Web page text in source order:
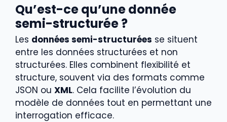
Qu’est-ce qu’une donnée
semi-structurée ?
Les données semi-structurées se situent
entre les données structurées et non
structurées. Elles combinent flexibilité et
structure, souvent via des formats comme
JSON ou XML. Cela facilite l’évolution du
modèle de données tout en permettant une
interrogation efficace.